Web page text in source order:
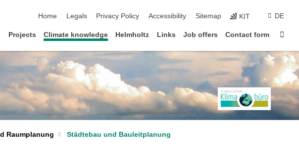
Home
Legals Privacy Policy Accessibility Sitemap KIT DE
Projects Climate knowledge Helmholtz Links Job offers Contact form
Raumplanung Städtebau und Bauleitplanung